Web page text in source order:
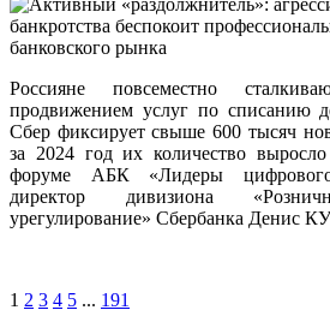
Россияне повсеместно
продвижением услуг по списанию
Сбер фиксирует свыше 600 тысяч
за 2024 год их количество
форуме АБК «Лидеры
директор дивизиона
урегулирование» Сбербанка Денис
1 2 3 4 5 ... 191